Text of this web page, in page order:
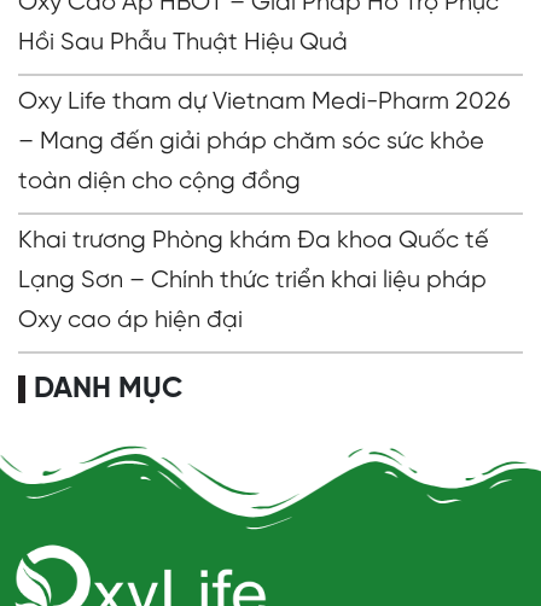
Hồi Sau Phẫu Thuật Hiệu Quả
Oxy Life tham dự Vietnam Medi-Pharm 2026
– Mang đến giải pháp chăm sóc sức khỏe
toàn diện cho cộng đồng
Khai trương Phòng khám Đa khoa Quốc tế
Lạng Sơn – Chính thức triển khai liệu pháp
Oxy cao áp hiện đại
DANH MỤC